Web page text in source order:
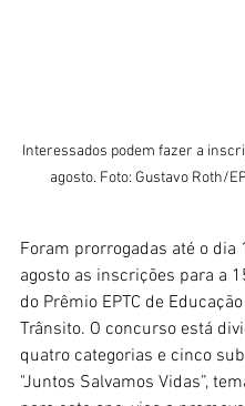
Interessados podem fazer a
agosto. Foto: Gustavo Roth/
Foram prorrogadas até o dia
agosto as inscrições para a
do Prêmio EPTC de
Trânsito. O concurso está
quatro categorias e cinco
"Juntos Salvamos Vidas”,